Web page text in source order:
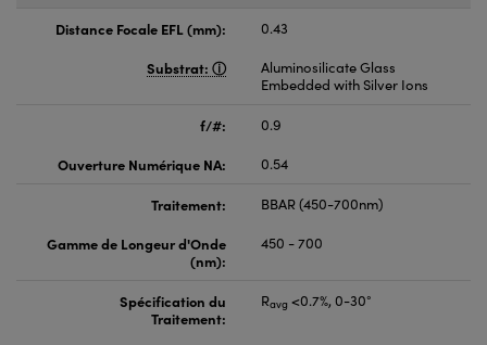
Distance Focale EFL (mm):
0.43
Substrat:
Aluminosilicate Glass
Embedded with Silver Ions
f/#:
0.9
Ouverture Numérique NA:
0.54
Traitement:
BBAR (450-700nm)
Gamme de Longeur d'Onde
(nm):
450 - 700
Spécification du
Traitement:
Ravg <0.7%, 0-30°